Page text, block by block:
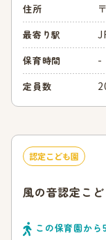
住所
最寄り駅
保育時間 -
定員数
認定こども園
風の音認定こ
この保育園から